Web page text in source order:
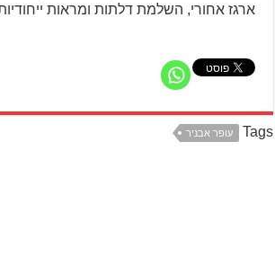
ארגז אחורי, השלמת דלתות ומראות ייחודיות.
עופר אבניר